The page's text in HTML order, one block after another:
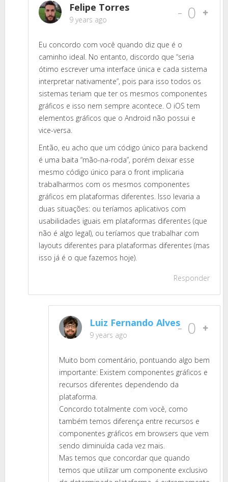
Felipe Torres
9 years ago - 0
Eu concordo com você quando diz que é o
caminho ideal. No entanto, discordo que “seria
ótimo escrever uma interface única e cada sistema
interpretar nativamente”, pois para isso todos os
sistemas teriam que ter os mesmos componentes
gráficos e isso nem sempre acontece. O iOS tem
elementos gráficos que o Android não possui e
vice-versa.
Então, eu acho que um código único para backend
é uma baita “mão-na-roda”, porém deixar esse
mesmo código único para o front implicaria
trabalharmos com os mesmos componentes
gráficos em plataformas diferentes. Isso levaria a
duas situações: ou teríamos aplicativos com
usabilidades iguais em plataformas diferentes (que
não é algo legal), ou teríamos que trabalhar com
layouts diferentes para plataformas diferentes (mas
isso já é o que fazemos hoje).
Responder
Luiz Fernando Alves
9 years ago - 0
Muito bom comentário, pontuando algo bem
importante: Existem componentes gráficos e
recursos diferentes dependendo da
plataforma.
Concordo totalmente com você, como
também temos diferença entre recursos e
componentes gráficos em browsers que vem
sendo diminuída cada vez mais.
Mas temos que concordar que quando
temos que utilizar um componente exclusivo